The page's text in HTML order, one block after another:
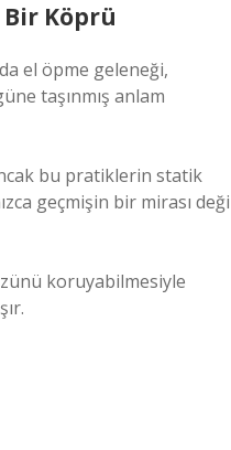
Köprü
el öpme geleneği,
taşınmış anlam
bu pratiklerin statik
geçmişin bir mirası
koruyabilmesiyle